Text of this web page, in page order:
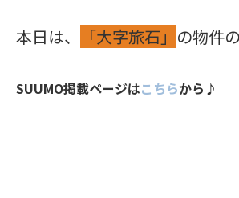
本日は、 「大字旅石」 の物件
SUUMO掲載ページはこちらから♪